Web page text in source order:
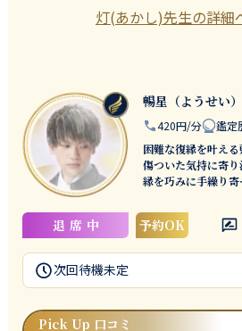
灯(あかし)先生の詳細
暢星（ようせい）
420円/分 鑑定
困難な復縁を叶え
傷ついた気持に寄
縁を巧みに手繰り
退席中 予約OK
次回待機未定
Pick Up 口コミ